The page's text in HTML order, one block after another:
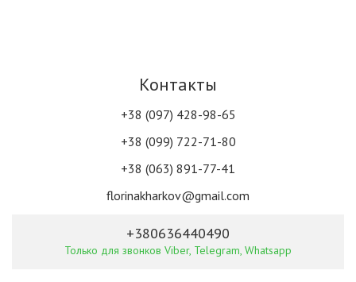
Контакты
+38 (097) 428-98-65
+38 (099) 722-71-80
+38 (063) 891-77-41
florinakharkov@gmail.com
+380636440490
Только для звонков Viber, Telegram, Whatsapp